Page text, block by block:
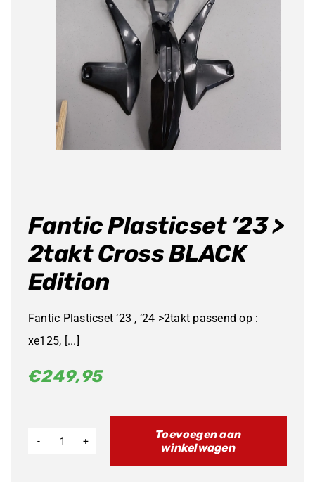
Fantic Plasticset ’23 >
2takt Cross BLACK
Edition
Fantic Plasticset ’23 , ’24 >2takt passend op :
xe125, [...]
€249,95
Toevoegen aan
winkelwagen